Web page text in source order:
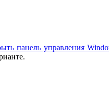
панель управления